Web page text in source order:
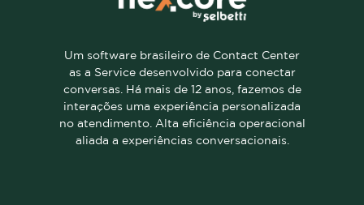
Um software brasileiro de Contact Center
as a Service desenvolvido para conectar
conversas. Há mais de 12 anos, fazemos de
interações uma experiência personalizada
no atendimento. Alta eficiência operacional
aliada a experiências conversacionais.